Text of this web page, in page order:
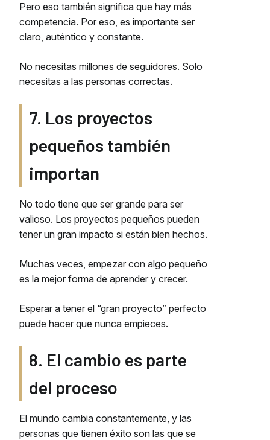
Pero eso también significa que hay más
competencia. Por eso, es importante ser
claro, auténtico y constante.
No necesitas millones de seguidores. Solo
necesitas a las personas correctas.
7. Los proyectos
pequeños también
importan
No todo tiene que ser grande para ser
valioso. Los proyectos pequeños pueden
tener un gran impacto si están bien hechos.
Muchas veces, empezar con algo pequeño
es la mejor forma de aprender y crecer.
Esperar a tener el “gran proyecto” perfecto
puede hacer que nunca empieces.
8. El cambio es parte
del proceso
El mundo cambia constantemente, y las
personas que tienen éxito son las que se